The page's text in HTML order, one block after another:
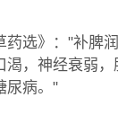
选》："补脾
渴，神经衰弱
尿病。"